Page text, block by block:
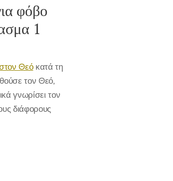
φόβο
1
Θεόκατά τη
τον Θεό,
γνωρίσει τον
διάφορους